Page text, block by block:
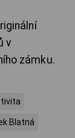
v
zámku.
Blatná